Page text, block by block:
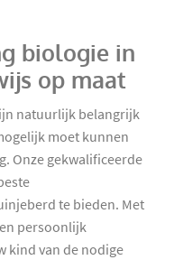
biologie in
op maat
natuurlijk belangrijk
moet kunnen
Onze gekwalificeerde
te bieden. Met
persoonlijk
kind van de nodige